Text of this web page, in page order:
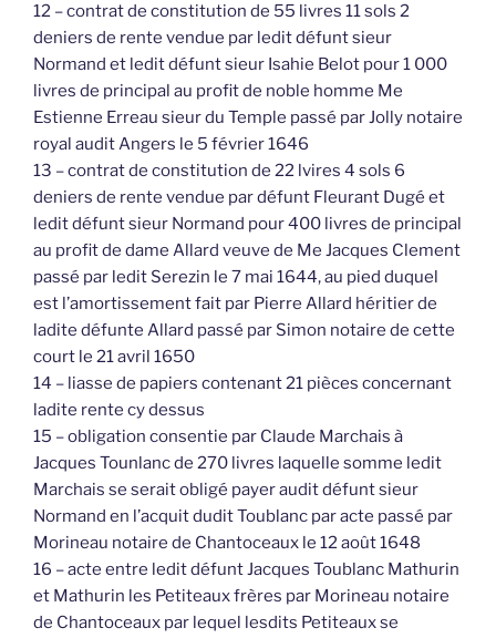
12 – contrat de constitution de 55 livres 11 sols 2
deniers de rente vendue par ledit défunt sieur
Normand et ledit défunt sieur Isahie Belot pour 1 000
livres de principal au profit de noble homme Me
Estienne Erreau sieur du Temple passé par Jolly notaire
royal audit Angers le 5 février 1646
13 – contrat de constitution de 22 lvires 4 sols 6
deniers de rente vendue par défunt Fleurant Dugé et
ledit défunt sieur Normand pour 400 livres de principal
au profit de dame Allard veuve de Me Jacques Clement
passé par ledit Serezin le 7 mai 1644, au pied duquel
est l’amortissement fait par Pierre Allard héritier de
ladite défunte Allard passé par Simon notaire de cette
court le 21 avril 1650
14 – liasse de papiers contenant 21 pièces concernant
ladite rente cy dessus
15 – obligation consentie par Claude Marchais à
Jacques Tounlanc de 270 livres laquelle somme ledit
Marchais se serait obligé payer audit défunt sieur
Normand en l’acquit dudit Toublanc par acte passé par
Morineau notaire de Chantoceaux le 12 août 1648
16 – acte entre ledit défunt Jacques Toublanc Mathurin
et Mathurin les Petiteaux frères par Morineau notaire
de Chantoceaux par lequel lesdits Petiteaux se